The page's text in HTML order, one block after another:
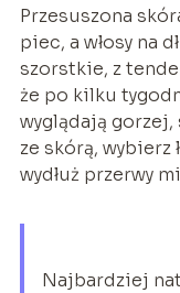
Przesuszona
piec, a włosy na
szorstkie, z
że po kilku
wyglądają
ze skórą,
wydłuż przerwy
Najbardziej